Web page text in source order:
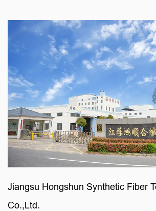
Jiangsu Hongshun Synthetic Fiber
Co.,Ltd.